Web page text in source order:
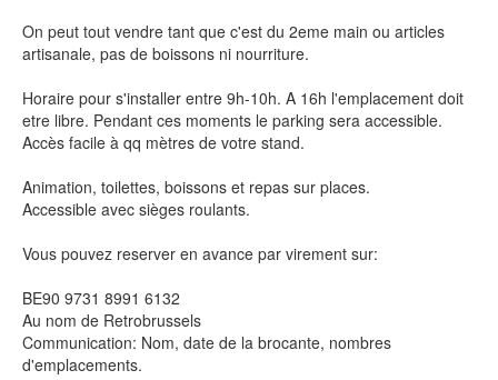
On peut tout vendre tant que c'est du 2eme main ou articles
artisanale, pas de boissons ni nourriture.
Horaire pour s'installer entre 9h-10h. A 16h l'emplacement doit
etre libre. Pendant ces moments le parking sera accessible.
Accès facile à qq mètres de votre stand.
Animation, toilettes, boissons et repas sur places.
Accessible avec sièges roulants.
Vous pouvez reserver en avance par virement sur:
BE90 9731 8991 6132
Au nom de Retrobrussels
Communication: Nom, date de la brocante, nombres
d'emplacements.